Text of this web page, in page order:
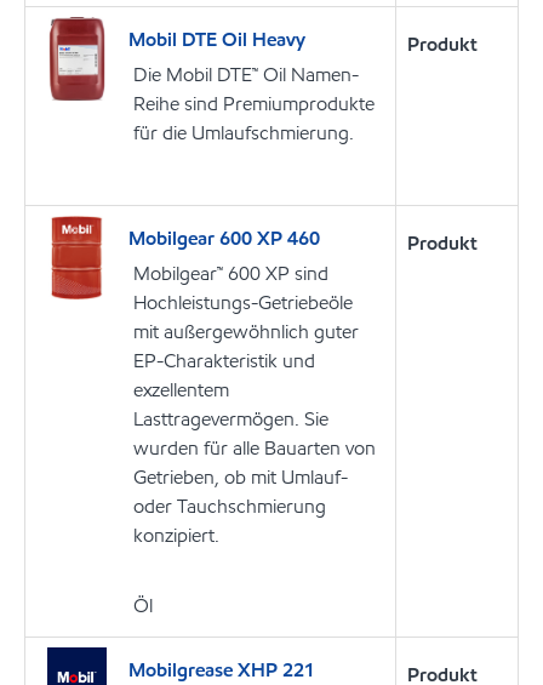
Mobil DTE Oil Heavy
Die Mobil DTE™ Oil Namen-
Reihe sind Premiumprodukte
für die Umlaufschmierung.
Produkt
Mobilgear 600 XP 460
Mobilgear™ 600 XP sind
Hochleistungs-Getriebeöle
mit außergewöhnlich guter
EP-Charakteristik und
exzellentem
Lasttragevermögen. Sie
wurden für alle Bauarten von
Getrieben, ob mit Umlauf-
oder Tauchschmierung
konzipiert.
Öl
Produkt
Mobilgrease XHP 221 Produkt